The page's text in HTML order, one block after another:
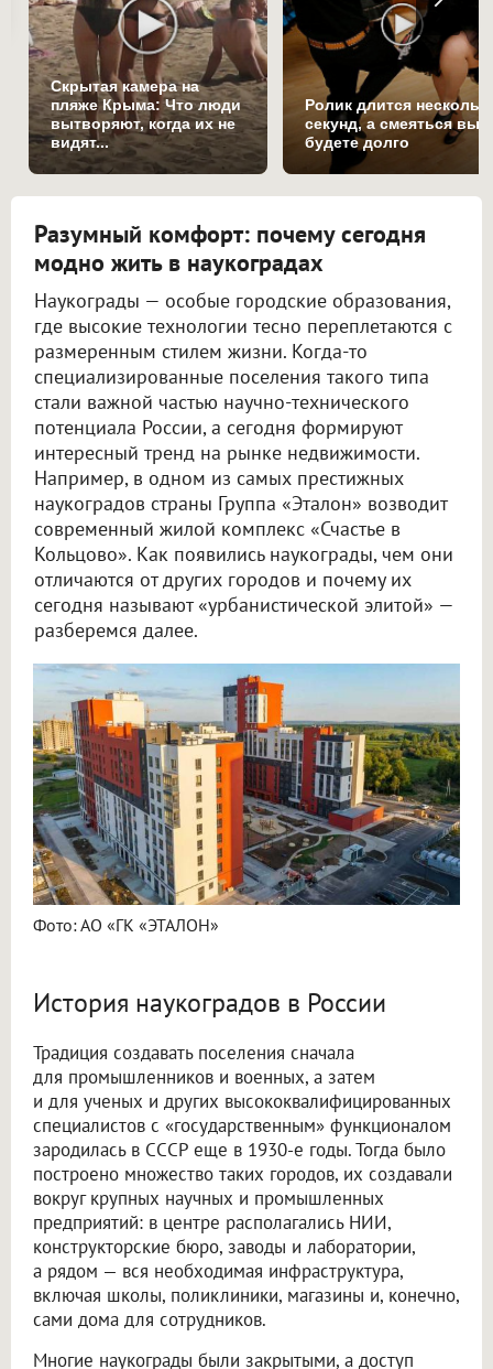
Скрытая камера на
пляже Крыма: Что люди
вытворяют, когда их не
видят...
Ролик длится
секунд, а смеяться вы
будете долго
Разумный комфорт: почему сегодня
модно жить в наукоградах
Наукограды — особые городские образования,
где высокие технологии тесно переплетаются с
размеренным стилем жизни. Когда-то
специализированные поселения такого типа
стали важной частью научно-технического
потенциала России, а сегодня формируют
интересный тренд на рынке недвижимости.
Например, в одном из самых престижных
наукоградов страны Группа «Эталон» возводит
современный жилой комплекс «Счастье в
Кольцово». Как появились наукограды, чем они
отличаются от других городов и почему их
сегодня называют «урбанистической элитой» —
разберемся далее.
Фото: АО «ГК «ЭТАЛОН»
История наукоградов в России
Традиция создавать поселения сначала
для промышленников и военных, а затем
и для ученых и других высококвалифицированных
специалистов с «государственным» функционалом
зародилась в СССР еще в 1930-е годы. Тогда было
построено множество таких городов, их создавали
вокруг крупных научных и промышленных
предприятий: в центре располагались НИИ,
конструкторские бюро, заводы и лаборатории,
а рядом — вся необходимая инфраструктура,
включая школы, поликлиники, магазины и, конечно,
сами дома для сотрудников.
Многие наукограды были закрытыми, а доступ